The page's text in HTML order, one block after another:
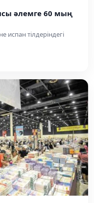
әлемге 60 мың
тілдеріндегі